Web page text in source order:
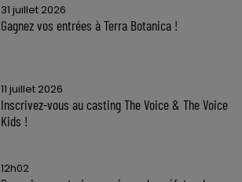
31 juillet 2026
Gagnez vos entrées à Terra Botanica !
11 juillet 2026
Inscrivez-vous au casting The Voice & The Voice
Kids !
12h02